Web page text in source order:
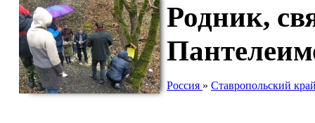
Родник,
Россия » Ставропольский